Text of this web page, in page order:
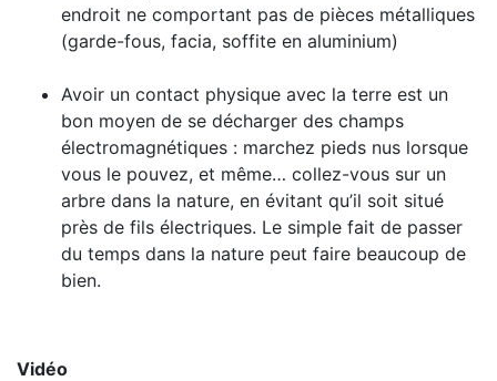
endroit ne comportant pas de pièces métalliques
(garde-fous, facia, soffite en aluminium)
Avoir un contact physique avec la terre est un
bon moyen de se décharger des champs
électromagnétiques : marchez pieds nus lorsque
vous le pouvez, et même… collez-vous sur un
arbre dans la nature, en évitant qu’il soit situé
près de fils électriques. Le simple fait de passer
du temps dans la nature peut faire beaucoup de
bien.
Vidéo